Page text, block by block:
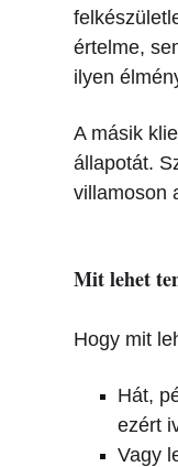
értelme,
ilyen
A másik
állapotát.
villamoson
Mit lehet
Hogy mit
Hát,
ezért
Vagy